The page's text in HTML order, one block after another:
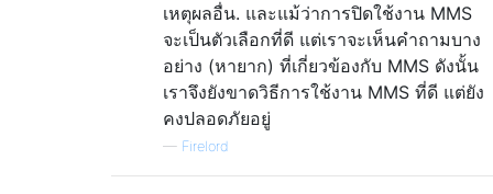
เหตุผลอื่น. และแม้ว่าการปิดใช้งาน MMS
จะเป็นตัวเลือกที่ดี แต่เราจะเห็นคำถามบาง
อย่าง (หายาก) ที่เกี่ยวข้องกับ MMS ดังนั้น
เราจึงยังขาดวิธีการใช้งาน MMS ที่ดี แต่ยัง
คงปลอดภัยอยู่
— Firelord